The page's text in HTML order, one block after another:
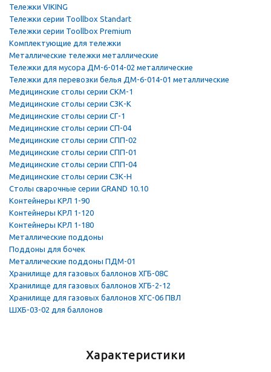
Тележки VIKING
Тележки серии Toollbox Standart
Тележки серии Toollbox Premium
Комплектующие для тележки
Металлические тележки металлические
Тележки для мусора ДМ-6-014-02 металлические
Тележки для перевозки белья ДМ-6-014-01 металлические
Медицинские столы серии СКМ-1
Медицинские столы серии СЗК-К
Медицинские столы серии СГ-1
Медицинские столы серии СП-04
Медицинские столы серии СПП-02
Медицинские столы серии СПП-01
Медицинские столы серии СПП-04
Медицинские столы серии СЗК-Н
Столы сварочные серии GRAND 10.10
Контейнеры КРЛ 1-90
Контейнеры КРЛ 1-120
Контейнеры КРЛ 1-180
Металлические поддоны
Поддоны для бочек
Металлические поддоны ПДМ-01
Хранилище для газовых баллонов ХГБ-08С
Хранилище для газовых баллонов ХГБ-2-12
Хранилище для газовых баллонов ХГС-06 ПВЛ
ШХБ-03-02 для баллонов
Характеристики